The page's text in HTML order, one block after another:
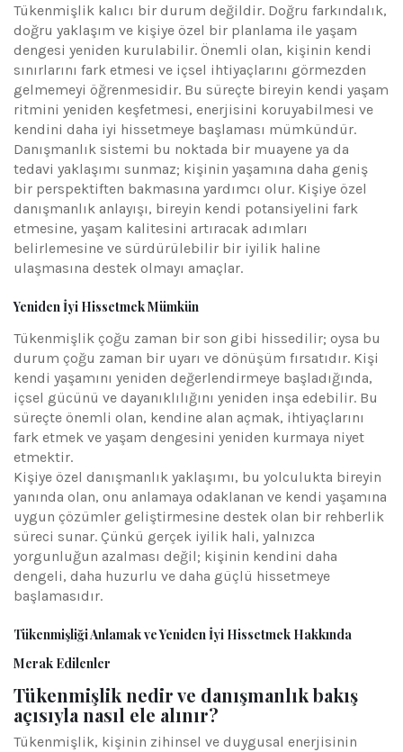
Tükenmişlik kalıcı bir durum değildir. Doğru farkındalık,
doğru yaklaşım ve kişiye özel bir planlama ile yaşam
dengesi yeniden kurulabilir. Önemli olan, kişinin kendi
sınırlarını fark etmesi ve içsel ihtiyaçlarını görmezden
gelmemeyi öğrenmesidir. Bu süreçte bireyin kendi yaşam
ritmini yeniden keşfetmesi, enerjisini koruyabilmesi ve
kendini daha iyi hissetmeye başlaması mümkündür.
Danışmanlık sistemi bu noktada bir muayene ya da
tedavi yaklaşımı sunmaz; kişinin yaşamına daha geniş
bir perspektiften bakmasına yardımcı olur. Kişiye özel
danışmanlık anlayışı, bireyin kendi potansiyelini fark
etmesine, yaşam kalitesini artıracak adımları
belirlemesine ve sürdürülebilir bir iyilik haline
ulaşmasına destek olmayı amaçlar.
Yeniden İyi Hissetmek Mümkün
Tükenmişlik çoğu zaman bir son gibi hissedilir; oysa bu
durum çoğu zaman bir uyarı ve dönüşüm fırsatıdır. Kişi
kendi yaşamını yeniden değerlendirmeye başladığında,
içsel gücünü ve dayanıklılığını yeniden inşa edebilir. Bu
süreçte önemli olan, kendine alan açmak, ihtiyaçlarını
fark etmek ve yaşam dengesini yeniden kurmaya niyet
etmektir.
Kişiye özel danışmanlık yaklaşımı, bu yolculukta bireyin
yanında olan, onu anlamaya odaklanan ve kendi yaşamına
uygun çözümler geliştirmesine destek olan bir rehberlik
süreci sunar. Çünkü gerçek iyilik hali, yalnızca
yorgunluğun azalması değil; kişinin kendini daha
dengeli, daha huzurlu ve daha güçlü hissetmeye
başlamasıdır.
Tükenmişliği Anlamak ve Yeniden İyi Hissetmek Hakkında
Merak Edilenler
Tükenmişlik nedir ve danışmanlık bakış
açısıyla nasıl ele alınır?
Tükenmişlik, kişinin zihinsel ve duygusal enerjisinin